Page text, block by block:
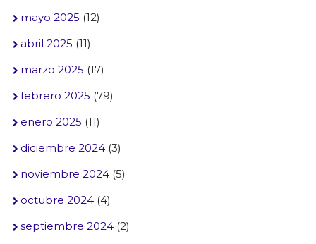
mayo 2025 (12)
abril 2025 (11)
marzo 2025 (17)
febrero 2025 (79)
enero 2025 (11)
diciembre 2024(3)
noviembre 2024(5)
octubre 2024(4)
septiembre 2024(2)